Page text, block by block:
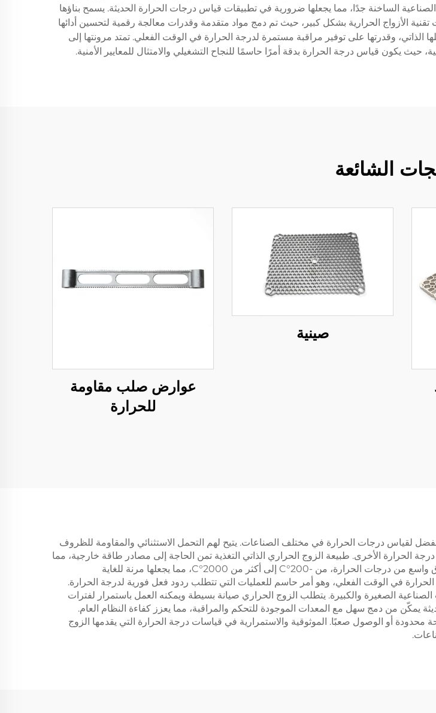
الساخنة جدًا، مما يجعلها ضرورية في تطبيقات قياس درجات الحرارة الحديثة. يسمح بناؤها
الأزواج الحرارية بشكل كبير، حيث تم دمج مواد متقدمة وقدرات معالجة رقمية لتحسين أدائها
الذاتي، وقدرتها على توفير مراقبة مستمرة لدرجة الحرارة في الوقت الفعلي. تمتد مرونتها إلى
حيث يكون قياس درجة الحرارة بدقة أمرًا حاسمًا للنجاح التشغيلي والامتثال للمعايير الأمنية.
الشائعة
صينية
عوارض صلب مقاومة
للحرارة
لقياس درجات الحرارة في مختلف الصناعات. يتيح لهم التحمل الاستثنائي والمقاومة للظروف
الحرارة الأخرى. طبيعة الزوج الحراري الذاتي التغذية تمن الحاجة إلى مصادر طاقة خارجية، مما
يقلل من تعقيد العمليات ومتطلبات الصيانة. توفر هذه الأجهزة دقة ملحوظة عبر نطاق واسع من درجات الحرارة، من -200°C إلى أكثر من 2000°C، مما يجعلها مرنة للغاية
الحرارة في الوقت الفعلي، وهو أمر حاسم للعمليات التي تتطلب ردود فعل فورية لدرجة الحرارة.
الصناعية الصغيرة والكبيرة. يتطلب الزوج الحراري صيانة بسيطة ويمكنه العمل باستمرار لفترات
يمكّن من دمج سهل مع المعدات الموجودة للتحكم والمراقبة، مما يعزز كفاءة النظام العام.
أو الوصول صعبًا. الموثوقية والاستمرارية في قياسات درجة الحرارة التي يقدمها الزوج